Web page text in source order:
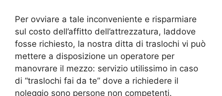
Per ovviare a tale inconveniente e risparmiare
sul costo dell’affitto dell’attrezzatura, laddove
fosse richiesto, la nostra ditta di traslochi vi può
mettere a disposizione un operatore per
manovrare il mezzo: servizio utilissimo in caso
di “traslochi fai da te” dove a richiedere il
noleggio sono persone non competenti.